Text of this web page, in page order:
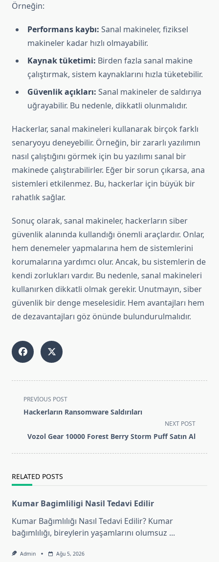
Örneğin:
Performans kaybı: Sanal makineler, fiziksel
makineler kadar hızlı olmayabilir.
Kaynak tüketimi: Birden fazla sanal makine
çalıştırmak, sistem kaynaklarını hızla tüketebilir.
Güvenlik açıkları: Sanal makineler de saldırıya
uğrayabilir. Bu nedenle, dikkatli olunmalıdır.
Hackerlar, sanal makineleri kullanarak birçok farklı
senaryoyu deneyebilir. Örneğin, bir zararlı yazılımın
nasıl çalıştığını görmek için bu yazılımı sanal bir
makinede çalıştırabilirler. Eğer bir sorun çıkarsa, ana
sistemleri etkilenmez. Bu, hackerlar için büyük bir
rahatlık sağlar.
Sonuç olarak, sanal makineler, hackerların siber
güvenlik alanında kullandığı önemli araçlardır. Onlar,
hem denemeler yapmalarına hem de sistemlerini
korumalarına yardımcı olur. Ancak, bu sistemlerin de
kendi zorlukları vardır. Bu nedenle, sanal makineleri
kullanırken dikkatli olmak gerekir. Unutmayın, siber
güvenlik bir denge meselesidir. Hem avantajları hem
de dezavantajları göz önünde bulundurulmalıdır.
<span
class="nav-
screen-
text">Page</span>
PREVIOUS POST
Hackerların Ransomware Saldırıları
NEXT POST
Vozol Gear 10000 Forest Berry Storm Puff Satın Al
RELATED POSTS
Kumar Bagimliligi Nasil Tedavi Edilir
Kumar Bağımlılığı Nasıl Tedavi Edilir? Kumar
bağımlılığı, bireylerin yaşamlarını olumsuz ...
Admin Ağu 5, 2026